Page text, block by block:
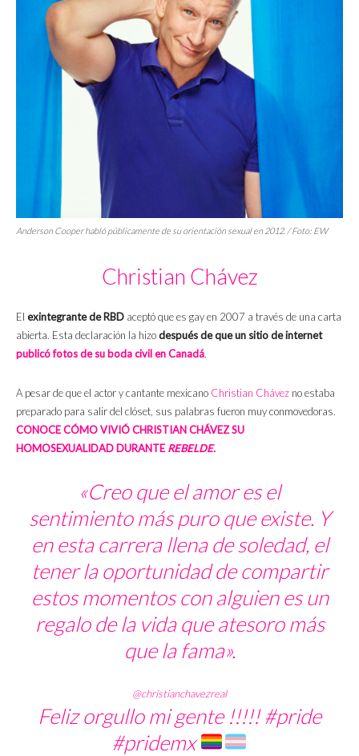
Anderson Cooper habló públicamente de su orientación sexual en 2012. / Foto: EW
Christian Chávez
El exintegrante de RBD aceptó que es gay en 2007 a través de una carta
abierta. Esta declaración la hizodespués de que un sitio de internet
publicó fotos de su boda civil en Canadá.
A pesar de que el actor y cantante mexicano Christian Chávez no estaba
preparado para salir del clóset, sus palabras fueron muy conmovedoras.
CONOCE CÓMO VIVIÓ CHRISTIAN CHÁVEZ SU
HOMOSEXUALIDAD DURANTE REBELDE.
«Creo que el amor es el
sentimiento más puro que existe. Y
en esta carrera llena de soledad, el
tener la oportunidad de compartir
estos momentos con alguien es un
regalo de la vida que atesoro más
que la fama».
@christianchavezreal
Feliz orgullo mi gente !!!!!#pride
#pridemx